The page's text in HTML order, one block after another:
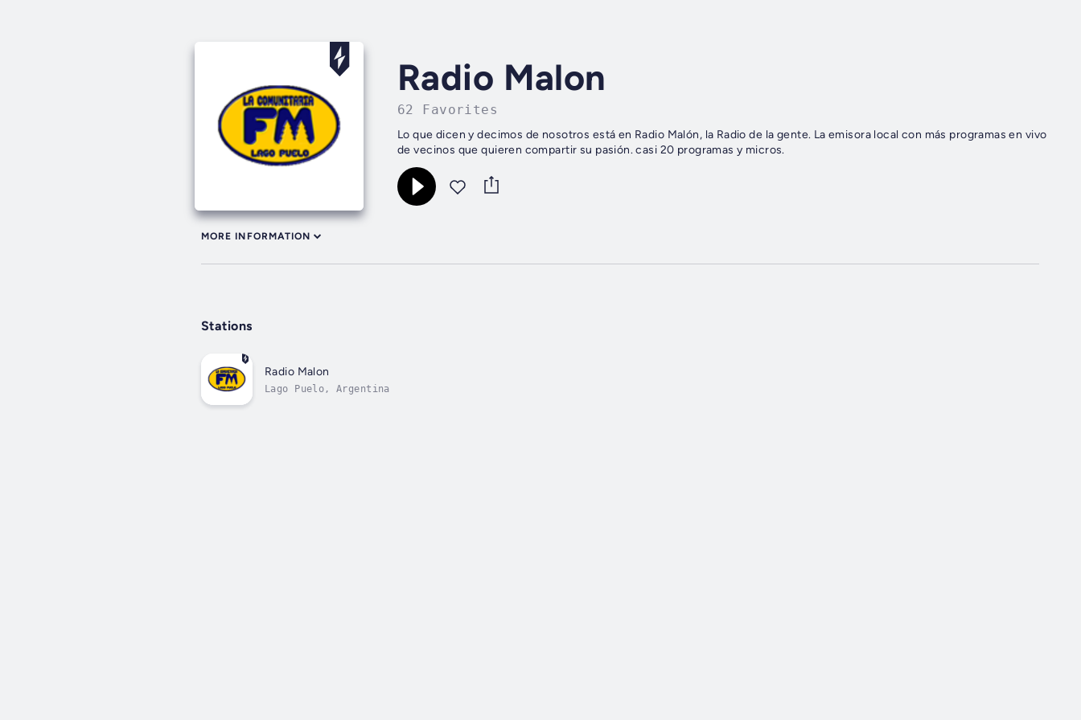
Radio Malon
62 Favorites
Lo que dicen y decimos de nosotros está en Radio Malón, la Radio de la gente. La emisora local con más programas en vivo
de vecinos que quieren compartir su pasión. casi 20 programas y micros.
MORE INFORMATION
Stations
Radio Malon
Lago Puelo, Argentina